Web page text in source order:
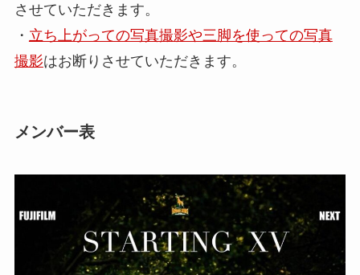
させていただきます。
・ 立ち上がっての写真撮影や三脚を使っての写真
撮影はお断りさせていただきます。
メンバー表